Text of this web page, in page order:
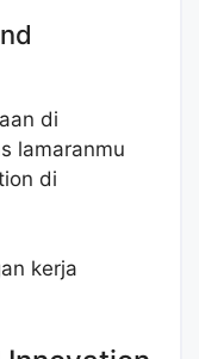
di
lamaranmu
di
kerja